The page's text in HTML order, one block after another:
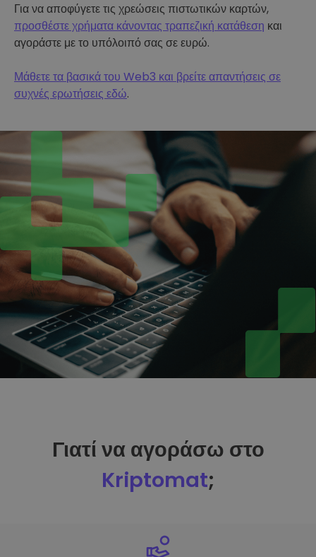
Για να αποφύγετε τις χρεώσεις πιστωτικών καρτών,
προσθέστε χρήματα κάνοντας τραπεζική κατάθεση και
αγοράστε με το υπόλοιπό σας σε ευρώ.
Μάθετε τα βασικά του Web3 και βρείτε απαντήσεις σε
συχνές ερωτήσεις εδώ.
Γιατί να αγοράσω στο
Kriptomat;